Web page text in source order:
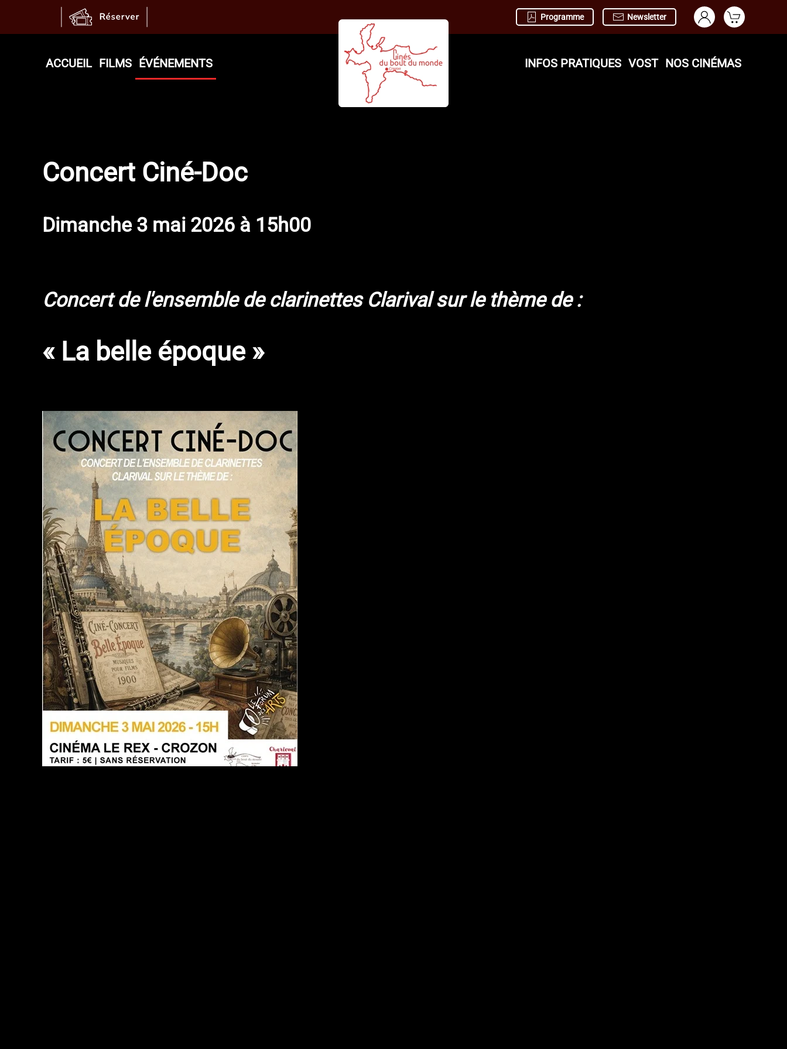
Accéder au contenu principal
Programme Newsletter
ACCUEIL FILMS ÉVÉNEMENTS INFOS PRATIQUES VOST NOS CINÉMAS
Concert Ciné-Doc
Dimanche 3 mai 2026 à 15h00
Concert de l'ensemble de clarinettes Clarival sur le thème de :
« La belle époque »